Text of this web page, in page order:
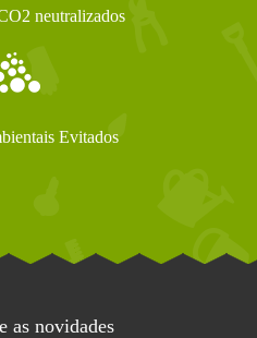
neutralizados
Evitados
as novidades